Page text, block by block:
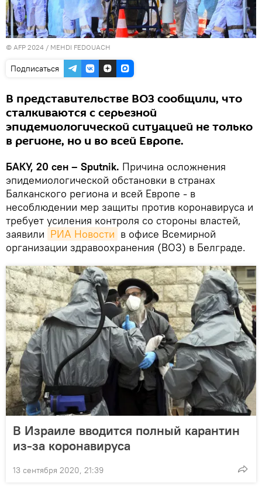
© AFP 2024 / MEHDI FEDOUACH
Подписаться
В представительстве ВОЗ сообщили, что
сталкиваются с серьезной
эпидемиологической ситуацией не только
в регионе, но и во всей Европе.
БАКУ, 20 сен – Sputnik. Причина осложнения
эпидемиологической обстановки в странах
Балканского региона и всей Европе - в
несоблюдении мер защиты против коронавируса и
требует усиления контроля со стороны властей,
заявили РИА Новости в офисе Всемирной
организации здравоохранения (ВОЗ) в Белграде.
В Израиле вводится полный карантин
из-за коронавируса
13 сентября 2020, 21:39